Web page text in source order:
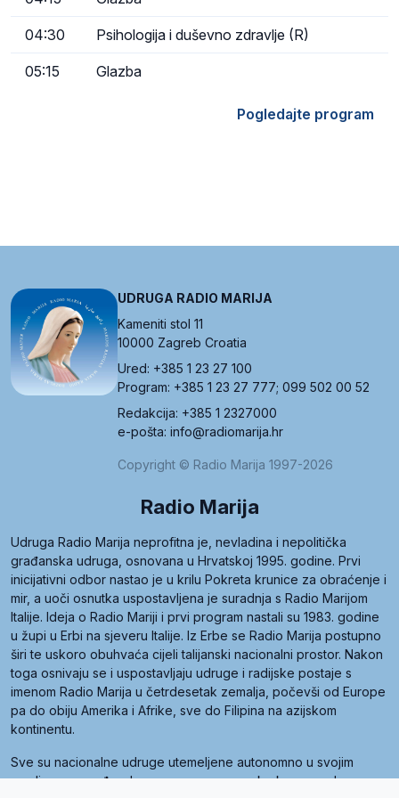
04:30 Psihologija i duševno zdravlje (R)
05:15 Glazba
Pogledajte program
UDRUGA RADIO MARIJA
Kameniti stol 11
10000 Zagreb Croatia
Ured: +385 1 23 27 100
Program: +385 1 23 27 777; 099 502 00 52
Redakcija: +385 1 2327000
e-pošta: info@radiomarija.hr
Copyright © Radio Marija 1997-2026
Radio Marija
Udruga Radio Marija neprofitna je, nevladina i nepolitička
građanska udruga, osnovana u Hrvatskoj 1995. godine. Prvi
inicijativni odbor nastao je u krilu Pokreta krunice za obraćenje i
mir, a uoči osnutka uspostavljena je suradnja s Radio Marijom
Italije. Ideja o Radio Mariji i prvi program nastali su 1983. godine
u župi u Erbi na sjeveru Italije. Iz Erbe se Radio Marija postupno
širi te uskoro obuhvaća cijeli talijanski nacionalni prostor. Nakon
toga osnivaju se i uspostavljaju udruge i radijske postaje s
imenom Radio Marija u četrdesetak zemalja, počevši od Europe
pa do obiju Amerika i Afrike, sve do Filipina na azijskom
kontinentu.
Sve su nacionalne udruge utemeljene autonomno u svojim
zemljama, a međusobna su povezane preko krovne udruge